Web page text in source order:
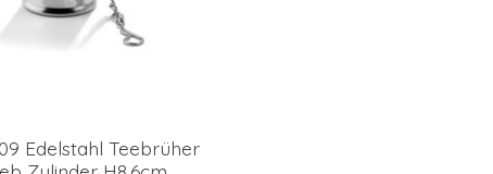
Edelstahl Teebrüher